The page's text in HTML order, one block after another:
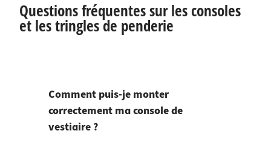
Questions fréquentes sur les consoles
et les tringles de penderie
Comment puis-je monter
correctement ma console de
vestiaire ?